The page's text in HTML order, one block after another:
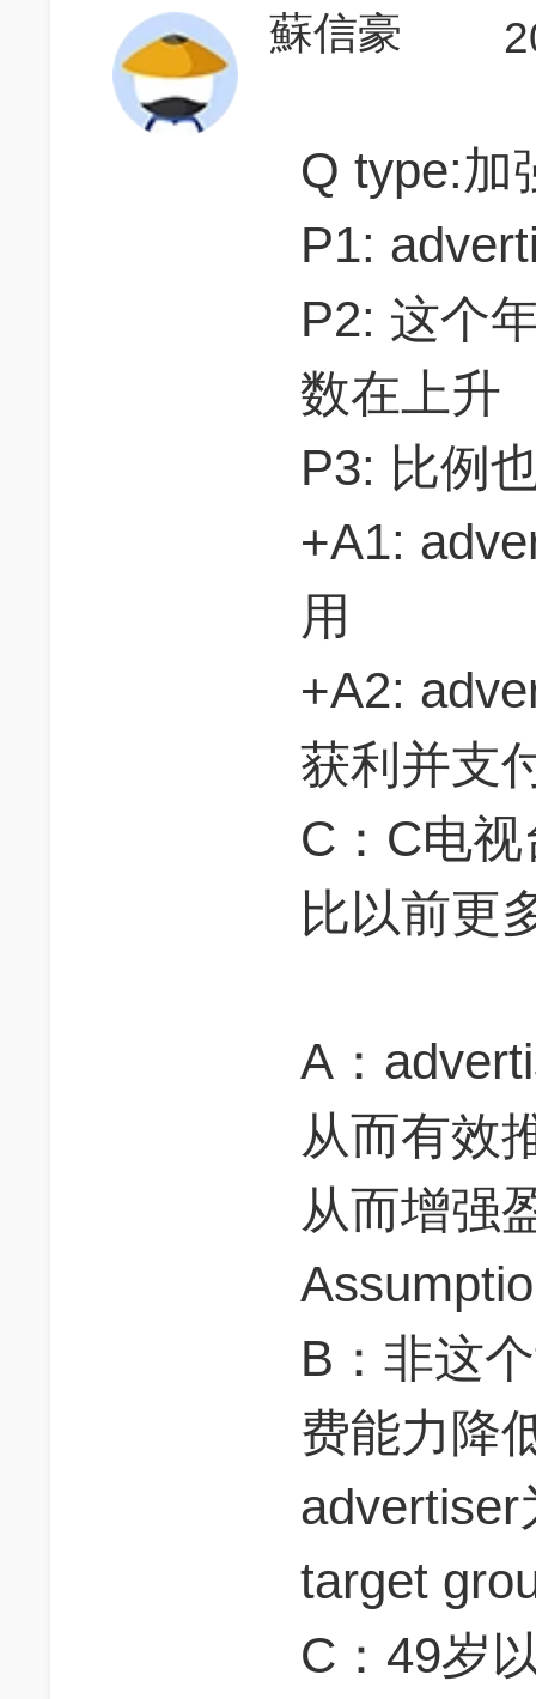
蘇信豪
Q type:加
P1:
P2: 这个
数在上升
P3: 比例
+A1:
用
+A2:
获利并支
C：C电
比以前更
A：
从而有效
从而增强
B：非这
费能力降
target
C：49岁